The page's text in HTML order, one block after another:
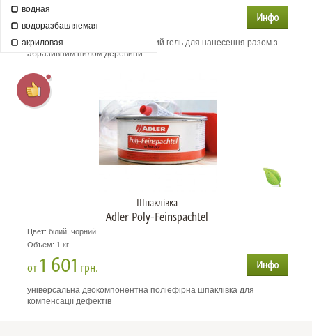
1 682грн.
водонепроникний шпаклювальний гель для нанесення разом з
абразивним пилом деревини
Шпаклівка
Adler Poly-Feinspachtel
Цвет: білий, чорний
Объем: 1 кг
от1 601 грн.
універсальна двокомпонентна поліефірна шпаклівка для
компенсації дефектів
водная
водоразбавляемая
акриловая